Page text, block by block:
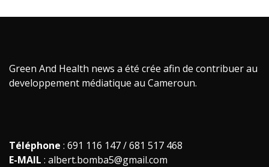
Green And Health news a été crée afin de contribuer au
developpement médiatique au Cameroun.
Téléphone : 691 116 147 / 681 517 468
E-MAIL : albert.bomba5@gmail.com